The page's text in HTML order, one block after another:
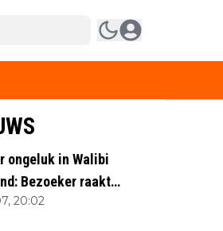
ongeluk in Walibi
Bezoeker raakt
kwijt
20:02